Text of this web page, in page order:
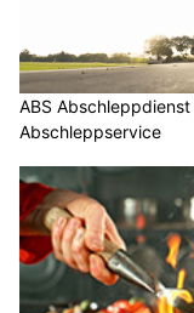
ABS
Abschleppservice